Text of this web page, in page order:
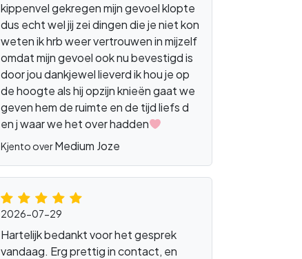
kippenvel gekregen mijn gevoel klopte
dus echt wel jij zei dingen die je niet kon
weten ik hrb weer vertrouwen in mijzelf
omdat mijn gevoel ook nu bevestigd is
door jou dankjewel lieverd ik hou je op
de hoogte als hij opzijn knieën gaat we
geven hem de ruimte en de tijd liefs d
en j waar we het over hadden
Kjento overMedium Joze
2026-07-29
Hartelijk bedankt voor het gesprek
vandaag. Erg prettig in contact, en